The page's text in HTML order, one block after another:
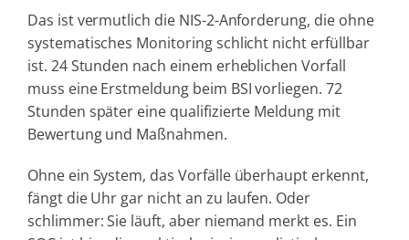
Das ist vermutlich die NIS-2-Anforderung, die ohne
systematisches Monitoring schlicht nicht erfüllbar
ist. 24 Stunden nach einem erheblichen Vorfall
muss eine Erstmeldung beim BSI vorliegen. 72
Stunden später eine qualifizierte Meldung mit
Bewertung und Maßnahmen.
Ohne ein System, das Vorfälle überhaupt erkennt,
fängt die Uhr gar nicht an zu laufen. Oder
schlimmer: Sie läuft, aber niemand merkt es. Ein